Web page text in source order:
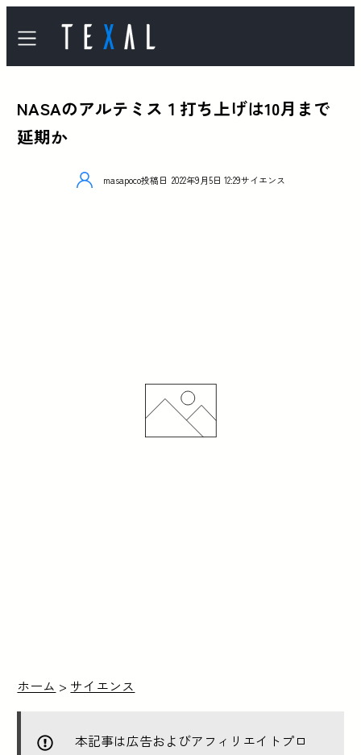
NASAのアルテミス１打ち上げは10月まで
延期か
masapoco投稿日 2022年9月5日 12:29サイエンス
ホーム > サイエンス
本記事は広告およびアフィリエイトプロ